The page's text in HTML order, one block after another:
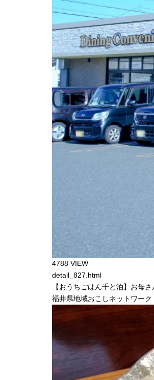
4788 VIEW
detail_827.html
【おうちごはん千と泊】お母
福井県地域おこしネットワーク